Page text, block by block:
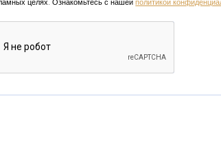
целях. Ознакомьтесь с нашейполитикой